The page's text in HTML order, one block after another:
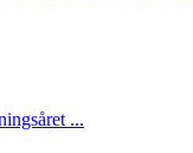
...